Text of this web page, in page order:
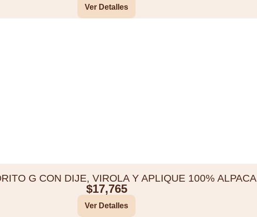
Ver Detalles
G CON DIJE, VIROLA Y APLIQUE 100% ALPACA
$17,765
Ver Detalles